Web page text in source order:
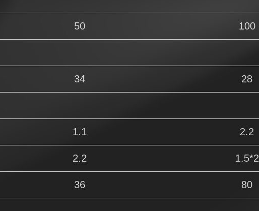
50 100
34 28
1.1 2.2
2.2 1.5*2
36 80